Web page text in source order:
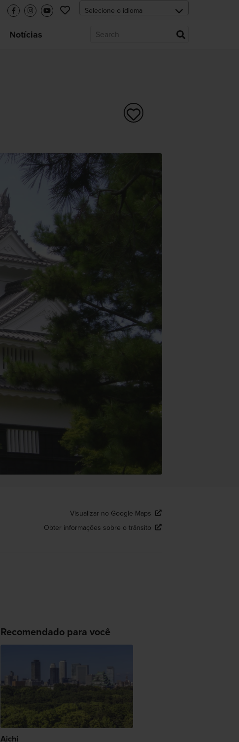
Notícias
Visualizar no Google Maps
Obter informações sobre o trânsito
Recomendado para você
Aichi